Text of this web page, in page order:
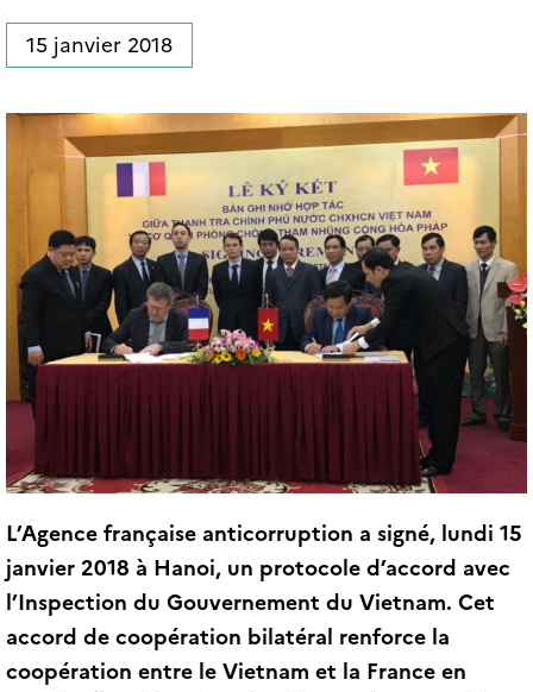
15 janvier 2018
L’Agence française anticorruption a signé, lundi 15
janvier 2018 à Hanoi, un protocole d’accord avec
l’Inspection du Gouvernement du Vietnam. Cet
accord de coopération bilatéral renforce la
coopération entre le Vietnam et la France en